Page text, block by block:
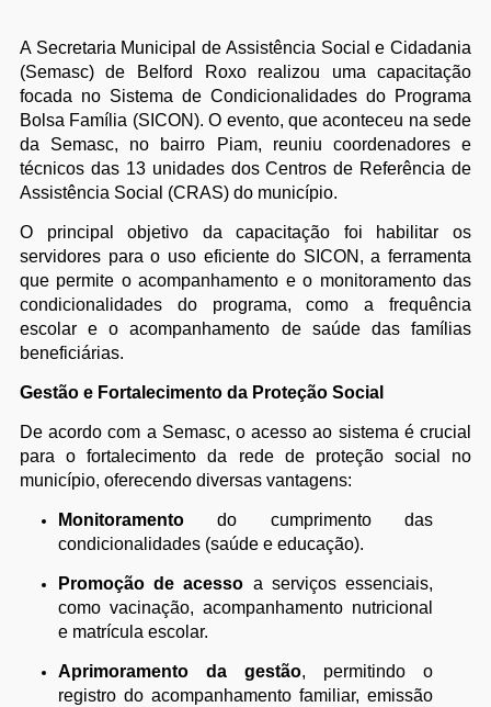
A Secretaria Municipal de Assistência Social e Cidadania
(Semasc) de Belford Roxo realizou uma capacitação
focada no Sistema de Condicionalidades do Programa
Bolsa Família (SICON). O evento, que aconteceu na sede
da Semasc, no bairro Piam, reuniu coordenadores e
técnicos das 13 unidades dos Centros de Referência de
Assistência Social (CRAS) do município.
O principal objetivo da capacitação foi habilitar os
servidores para o uso eficiente do SICON, a ferramenta
que permite o acompanhamento e o monitoramento das
condicionalidades do programa, como a frequência
escolar e o acompanhamento de saúde das famílias
beneficiárias.
Gestão e Fortalecimento da Proteção Social
De acordo com a Semasc, o acesso ao sistema é crucial
para o fortalecimento da rede de proteção social no
município, oferecendo diversas vantagens:
Monitoramentodo cumprimento das
condicionalidades (saúde e educação).
Promoção de acesso a serviços essenciais,
como vacinação, acompanhamento nutricional
e matrícula escolar.
Aprimoramento da gestão, permitindo o
registro do acompanhamento familiar, emissão